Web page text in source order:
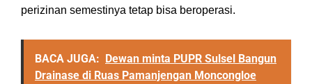
perizinan semestinya tetap bisa beroperasi.
BACA JUGA: Dewan minta PUPR Sulsel Bangun
Drainase di Ruas Pamanjengan Moncongloe